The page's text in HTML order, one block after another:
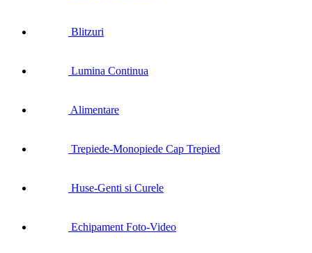
Blitzuri
Lumina Continua
Alimentare
Trepiede-Monopiede Cap Trepied
Huse-Genti si Curele
Echipament Foto-Video